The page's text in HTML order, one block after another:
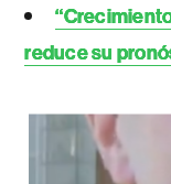
reduce su